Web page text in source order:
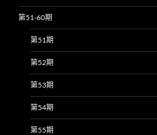
第51-60期
第51期
第52期
第53期
第54期
第55期